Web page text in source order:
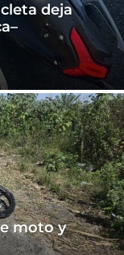
deja
moto y